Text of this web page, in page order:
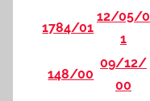
1784/01
12/05/0
1
148/00
09/12/
00